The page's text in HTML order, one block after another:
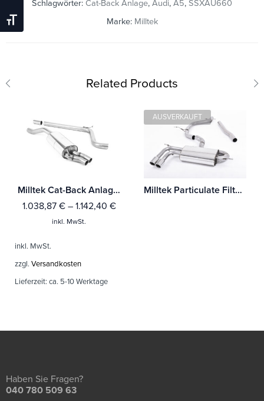
Schrift Vergrößern
Schlagwörter: Cat-Back Anlage, Audi, A5, SSXAU660
Marke: Milltek
Related Products
Milltek Cat-Back Anlage Audi A1 40TFSI 5-Türer 2.0 (200PS) mit OPF/GPF Mit TÜV / ECE Zulassung!
1.038,87 €– 1.142,40 €
inkl. MwSt.
inkl. MwSt.
zzgl. Versandkosten
Lieferzeit: ca. 5-10 Werktage
AUSVERKAUFT
Milltek Particulate Filter-back Audi A3 2.0 TDI 170PS 2WD Sportback DPF
Haben Sie Fragen?
040 780 509 63